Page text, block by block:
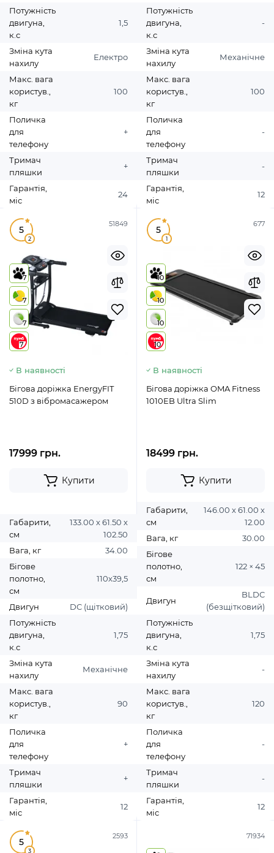
Потужність
двигуна,
к.с
1,5
Зміна кута
нахилу
Електро
Макс. вага
користув.,
кг
100
Поличка
для
телефону
+
Тримач
пляшки
+
Гарантія,
міс
24
Потужність
двигуна,
к.с
-
Зміна кута
нахилу
Механічне
Макс. вага
користув.,
кг
100
Поличка
для
телефону
-
Тримач
пляшки
-
Гарантія,
міс
12
51849
5
2
7
7
7
7
В наявності
Бігова доріжка EnergyFIT
510D з вібромасажером
17999 грн.
Купити
Габарити,
см
133.00 х 61.50 х
102.50
Вага, кг
34.00
Бігове
полотно,
см
110х39,5
Двигун
DC (щітковий)
Потужність
двигуна,
к.с
1,75
Зміна кута
нахилу
Механічне
Макс. вага
користув.,
кг
90
Поличка
для
телефону
+
Тримач
пляшки
+
Гарантія,
міс
12
677
5
1
10
10
10
10
В наявності
Бігова доріжка OMA Fitness
1010EB Ultra Slim
18499 грн.
Купити
Габарити,
см
146.00 х 61.00 х
12.00
Вага, кг
30.00
Бігове
полотно,
см
122 × 45
Двигун
BLDC
(безщітковий)
Потужність
двигуна,
к.с
1,75
Зміна кута
нахилу
-
Макс. вага
користув.,
кг
120
Поличка
для
телефону
-
Тримач
пляшки
-
Гарантія,
міс
12
2593
5
3
71934